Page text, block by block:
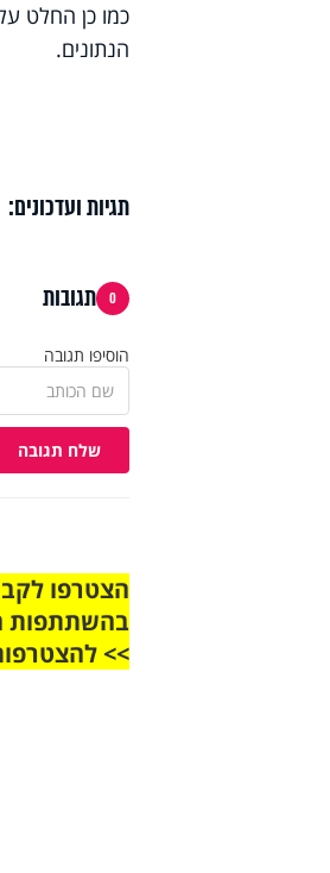
כמו כן החלט
הנתונים.
תגיות ועדכונים:
0 תגובות
הוסיפו תגובה
שלח תגובה
בהשתתפות
>>